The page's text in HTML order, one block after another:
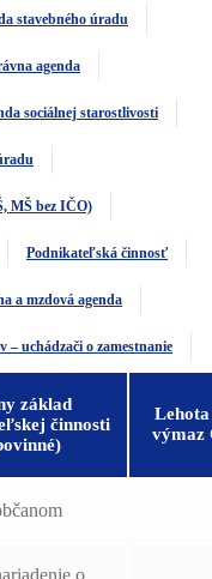
stavebného úradu
agenda
sociálnej starostlivosti
MŠ bez IČO)
Podnikateľská činnosť
a mzdová agenda
– uchádzači o zamestnanie
základ
činnosti
výmaz